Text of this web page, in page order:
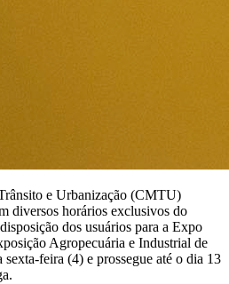
e Urbanização (CMTU)
diversos horários exclusivos do
dos usuários para a Expo
Agropecuária e Industrial de
feira (4) e prossegue até o dia 13